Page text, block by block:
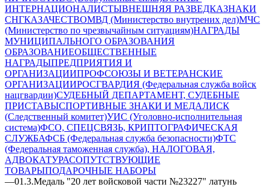
ИНТЕРНАЦИОНАЛИСТЫВНЕШНЯЯ РАЗВЕДКАЗНАКИ
СНГКАЗАЧЕСТВОМВД (Министерство внутрених дел)МЧС
(Министерство по чрезвычайным ситуациям)НАГРАДЫ
МУНИЦИПАЛЬНОГО ОБРАЗОВАНИЯ
ОБРАЗОВАНИЕОБЩЕСТВЕННЫЕ
НАГРАДЫПРЕДПРИЯТИЯ И
ОРГАНИЗАЦИИПРОФСОЮЗЫ И ВЕТЕРАНСКИЕ
ОРГАНИЗАЦИИРОСГВАРДИЯ (Федеральная служба войск
нацгвардии)СУДЕБНЫЙ ДЕПАРТАМЕНТ, СУДЕБНЫЕ
ПРИСТАВЫСПОРТИВНЫЕ ЗНАКИ И МЕДАЛИСК
(Следственный комитет)УИС (Уголовно-исполнительная
система)ФСО, СПЕЦСВЯЗЬ, КРИПТОГРАФИЧЕСКАЯ
СЛУЖБАФСБ (Федеральная служба безопасности)ФТС
(Федеральная таможенная служба), НАЛОГОВАЯ,
АДВОКАТУРАСОПУТСТВУЮЩИЕ
ТОВАРЫПОДАРОЧНЫЕ НАБОРЫ
—01.3.Медаль "20 лет войсковой части №23227" латунь